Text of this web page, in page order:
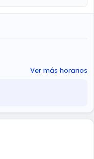
Ver más horarios